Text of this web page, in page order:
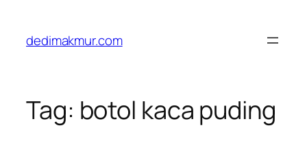
content
dedimakmur.com
Tag: botol kaca puding